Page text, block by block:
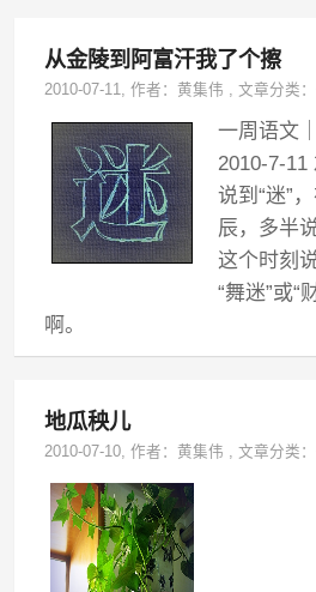
从金陵到阿富汗我了个擦
2010-07-11, 作者：黄集伟 ,文章分类：
一周语文
2010-7-11
说到“迷”
辰，多半
这个时刻说
“舞迷”或“
啊。
地瓜秧儿
2010-07-10, 作者：黄集伟 ,文章分类：